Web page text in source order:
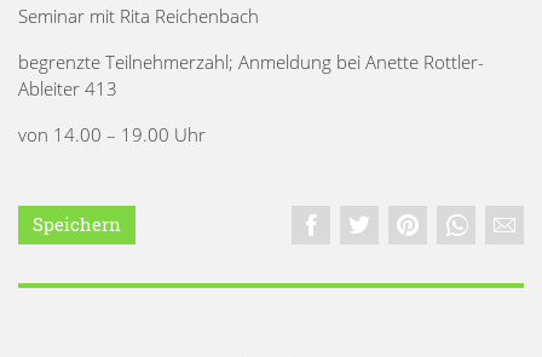
Seminar mit Rita Reichenbach
begrenzte Teilnehmerzahl; Anmeldung bei Anette Rottler-
Ableiter 413
von 14.00 – 19.00 Uhr
Speichern